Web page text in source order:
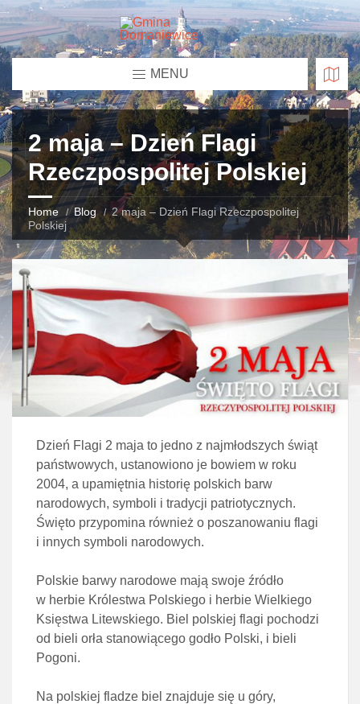
MENU
2 maja – Dzień Flagi
Rzeczpospolitej Polskiej
Home Blog
2 maja – Dzień Flagi Rzeczpospolitej
Polskiej
Dzień Flagi 2 maja to jedno z najmłodszych świąt
państwowych, ustanowiono je bowiem w roku
2004, a upamiętnia historię polskich barw
narodowych, symboli i tradycji patriotycznych.
Święto przypomina również o poszanowaniu flagi
i innych symboli narodowych.
Polskie barwy narodowe mają swoje źródło
w herbie Królestwa Polskiego i herbie Wielkiego
Księstwa Litewskiego. Biel polskiej flagi pochodzi
od bieli orła stanowiącego godło Polski, i bieli
Pogoni.
Na polskiej fladze biel znajduje się u góry,